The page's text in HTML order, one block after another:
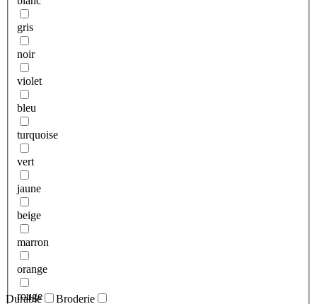
gris
noir
violet
bleu
turquoise
vert
jaune
beige
marron
orange
rouge
Durable Broderie